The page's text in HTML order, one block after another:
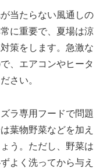
当たらない風通しの
に重要で、夏場は涼
策をします。急激な
、エアコンやヒータ
さい。
ラ専用フードで問題
葉物野菜などを加え
う。ただし、野菜は
よく洗ってから与え